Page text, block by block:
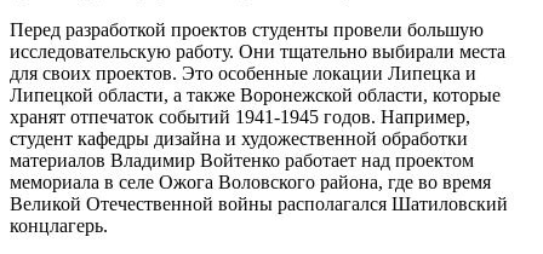
Перед разработкой проектов студенты провели большую
исследовательскую работу. Они тщательно выбирали места
для своих проектов. Это особенные локации Липецка и
Липецкой области, а также Воронежской области, которые
хранят отпечаток событий 1941-1945 годов. Например,
студент кафедры дизайна и художественной обработки
материалов Владимир Войтенко работает над проектом
мемориала в селе Ожога Воловского района, где во время
Великой Отечественной войны располагался Шатиловский
концлагерь.